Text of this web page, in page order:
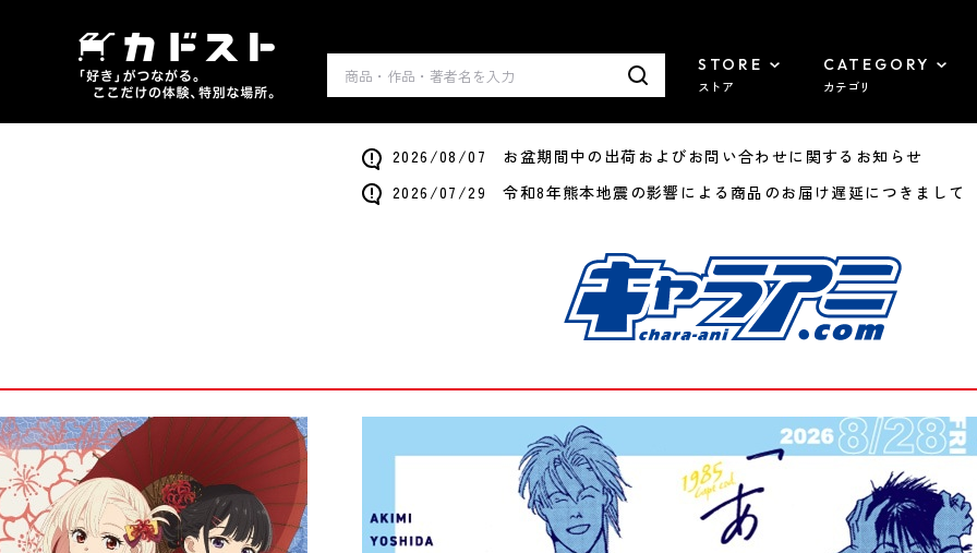
STORE
ストア
CATEGORY
カテゴリ
2026/08/07 お盆期間中の出荷およびお問い合わせに関するお知らせ
2026/07/29 令和8年熊本地震の影響による商品のお届け遅延につきまして